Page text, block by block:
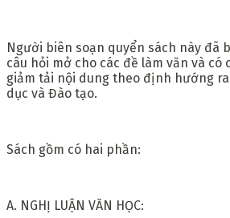
Người biên soạn quyển sách này đã
câu hỏi mở cho các đề làm văn và có
giảm tải nội dung theo định hướng ra
dục và Đào tạo.
Sách gồm có hai phần:
A. NGHỊ LUẬN VĂN HỌC: